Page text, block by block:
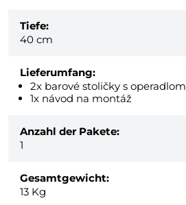
Tiefe:
40 cm
Lieferumfang:
2x barové stoličky s operadlom
1x návod na montáž
Anzahl der Pakete:
1
Gesamtgewicht:
13 Kg